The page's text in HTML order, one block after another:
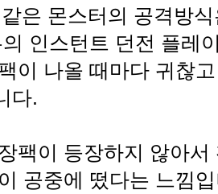
은 몬스터의 공격방
인스턴트 던전 플레
이 나올 때마다 귀찮
다.
팩이 등장하지 않아
공중에 떴다는 느낌